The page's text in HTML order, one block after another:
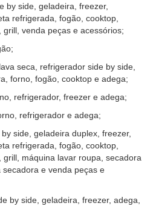
by side, geladeira, freezer,
refrigerada, fogão, cooktop,
venda peças e acessórios;
seca, refrigerador side by side,
forno, fogão, cooktop e adega;
refrigerador, freezer e adega;
refrigerador e adega;
side, geladeira duplex, freezer,
refrigerada, fogão, cooktop,
máquina lavar roupa, secadora
e venda peças e
by side, geladeira, freezer, adega,